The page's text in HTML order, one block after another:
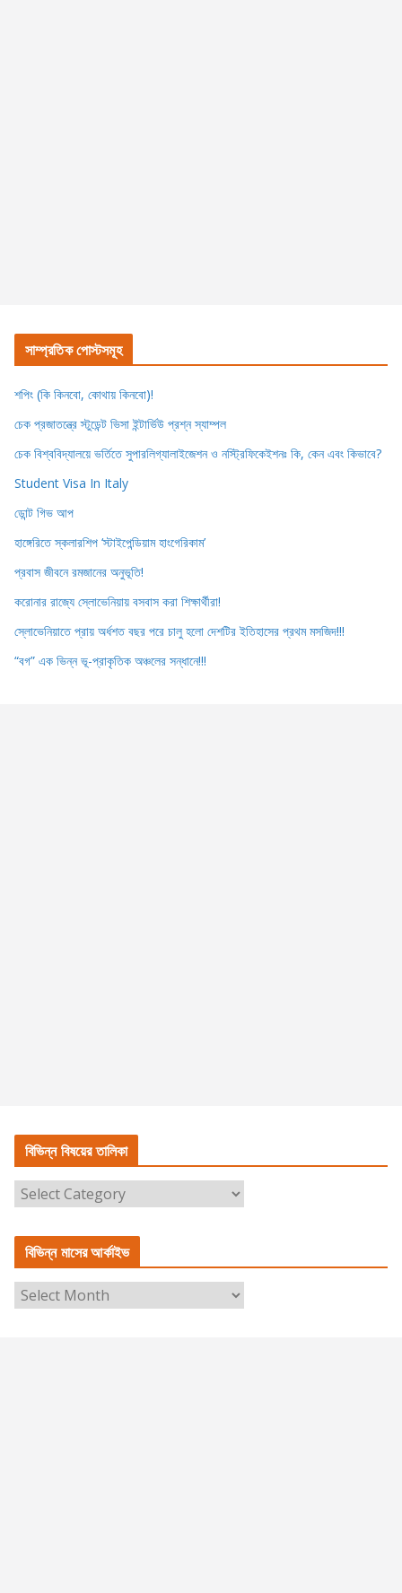
সাম্প্রতিক পোস্টসমূহ
শপিং (কি কিনবো, কোথায় কিনবো)!
চেক প্রজাতন্ত্রে স্টুডেন্ট ভিসা ইন্টার্ভিউ প্রশ্ন স্যাম্পল
চেক বিশ্ববিদ্যালয়ে ভর্তিতে সুপারলিগ্যালাইজেশন ও নস্ট্রিফিকেইশনঃ কি, কেন এবং কিভাবে?
Student Visa In Italy
ডোন্ট গিভ আপ
হাঙ্গেরিতে স্কলারশিপ ‘স্টাইপেন্ডিয়াম হাংগেরিকাম’
প্রবাস জীবনে রমজানের অনুভূতি!
করোনার রাজ্যে স্লোভেনিয়ায় বসবাস করা শিক্ষার্থীরা!
স্লোভেনিয়াতে প্রায় অর্ধশত বছর পরে চালু হলো দেশটির ইতিহাসের প্রথম মসজিদ!!!
“বগ” এক ভিন্ন ভূ-প্রাকৃতিক অঞ্চলের সন্ধানে!!!
বিভিন্ন বিষয়ের তালিকা
ভি
ন্ন
ষ
য়ে
বিভিন্ন মাসের আর্কাইভ
ভি